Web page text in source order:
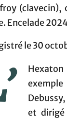
(clavecin),
Encelade
le 30
et dirigé